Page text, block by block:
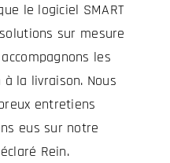
le logiciel SMART
sur mesure
les
la livraison. Nous
entretiens
eus sur notre
Rein.